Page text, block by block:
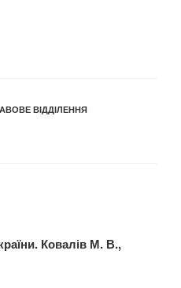
ВІДДІЛЕННЯ
Ковалів М. В.,